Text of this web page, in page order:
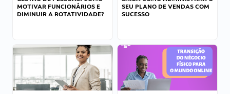
MOTIVAR FUNCIONÁRIOS E
DIMINUIR A ROTATIVIDADE?
SEU PLANO DE VENDAS COM
SUCESSO